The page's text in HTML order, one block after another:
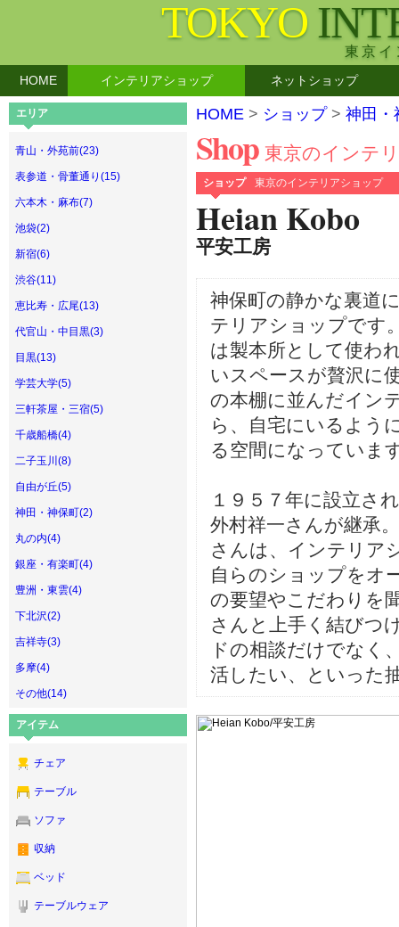
TOKYO
東京イ
HOME インテリアショップ ネットショップ
エリア
青山・外苑前(23)
表参道・骨董通り(15)
六本木・麻布(7)
池袋(2)
新宿(6)
渋谷(11)
恵比寿・広尾(13)
代官山・中目黒(3)
目黒(13)
学芸大学(5)
三軒茶屋・三宿(5)
千歳船橋(4)
二子玉川(8)
自由が丘(5)
神田・神保町(2)
丸の内(4)
銀座・有楽町(4)
豊洲・東雲(4)
下北沢(2)
吉祥寺(3)
多摩(4)
その他(14)
アイテム
チェア
テーブル
ソファ
収納
ベッド
テーブルウェア
HOME > ショップ> 神田・
Shop 東京のインテ
ショップ 東京のインテリアショップ
Heian Kobo
平安工房
神保町の静かな裏道
テリアショップです
は製本所として使わ
いスペースが贅沢に
の本棚に並んだイン
ら、自宅にいるよう
る空間になっていま
１９５７年に設立さ
外村祥一さんが継承
さんは、インテリア
自らのショップをオ
の要望やこだわりを
さんと上手く結びつ
ドの相談だけでなく
活したい、といった